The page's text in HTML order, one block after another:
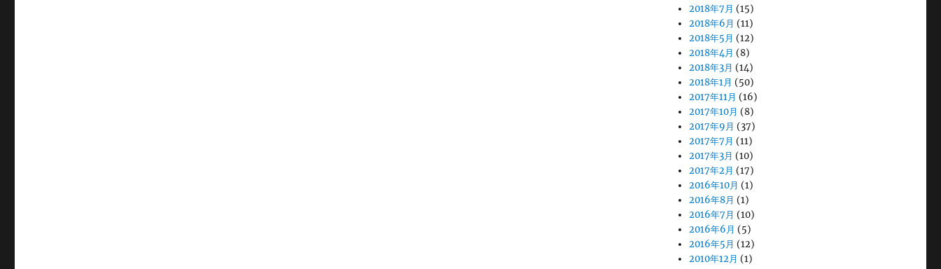
2018年7月 (15)
2018年6月 (11)
2018年5月 (12)
2018年4月 (8)
2018年3月 (14)
2018年1月 (50)
2017年11月 (16)
2017年10月 (8)
2017年9月 (37)
2017年7月 (11)
2017年3月 (10)
2017年2月 (17)
2016年10月 (1)
2016年8月 (1)
2016年7月 (10)
2016年6月 (5)
2016年5月 (12)
2010年12月 (1)